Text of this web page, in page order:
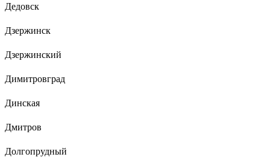
Дедовск
Дзержинск
Дзержинский
Димитровград
Динская
Дмитров
Долгопрудный